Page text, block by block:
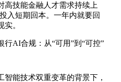
高技能金融人才需求持续上
入短期回本。一年内就要回
。
行AI合规：从“可用”到“可控”
智能技术双重变革的背景下，